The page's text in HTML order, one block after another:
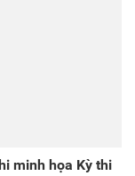
minh họa Kỳ thi